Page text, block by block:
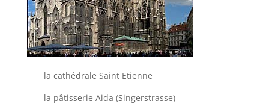
la cathédrale Saint Etienne
la pâtisserie Aida (Singerstrasse)